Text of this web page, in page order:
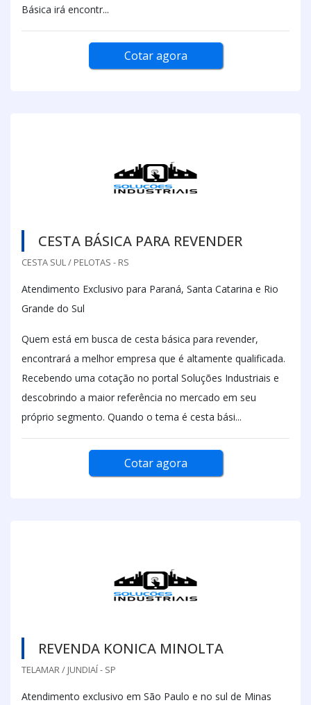
Básica irá encontr...
Cotar agora
CESTA BÁSICA PARA REVENDER
CESTA SUL / PELOTAS - RS
Atendimento Exclusivo para Paraná, Santa Catarina e Rio
Grande do Sul
Quem está em busca de cesta básica para revender,
encontrará a melhor empresa que é altamente qualificada.
Recebendo uma cotação no portal Soluções Industriais e
descobrindo a maior referência no mercado em seu
próprio segmento. Quando o tema é cesta bási...
Cotar agora
REVENDA KONICA MINOLTA
TELAMAR / JUNDIAÍ - SP
Atendimento exclusivo em São Paulo e no sul de Minas